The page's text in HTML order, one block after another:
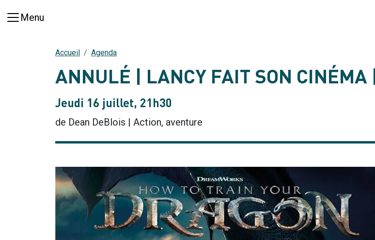
Menu
Accueil Agenda
ANNULÉ | LANCY FAIT SON CINÉMA
Jeudi 16 juillet, 21h30
de Dean DeBlois | Action, aventure